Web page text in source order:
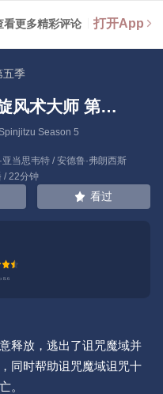
看更多精彩评论 打开App
五季
乐高忍者：旋风术大师 第五季
Season 5
亚当思韦特/安德鲁·弗朗西斯
/ 22分钟
看过
释放，逃出了诅咒魔域并
同时帮助诅咒魔域诅咒十
。